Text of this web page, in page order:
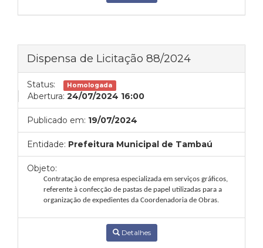
Dispensa de Licitação 88/2024
Status: Homologada
Abertura: 24/07/2024 16:00
Publicado em: 19/07/2024
Entidade: Prefeitura Municipal de Tambaú
Objeto:
Contratação de empresa especializada em serviços gráficos,
referente à confecção de pastas de papelutilizadas para a
organização de expedientes da Coordenadoria de Obras.
Detalhes